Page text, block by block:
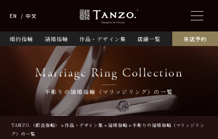
婚約指輪 結婚指輪 作品・デザイン集 店舗一覧 来店予約
EN 中文
Marriage Ring Collection
手彫りの結婚指輪（マリッジリング）の一覧
TANZO.（鍛造指輪） 作品・デザイン集 結婚指輪
手彫りの結婚指輪（マリッジリン
グ）の一覧